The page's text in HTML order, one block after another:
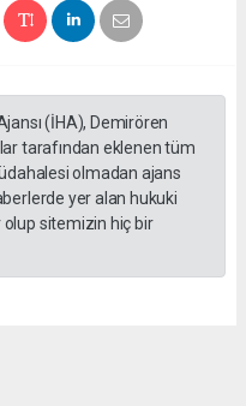
(İHA), Demirören
tarafından eklenen tüm
olmadan ajans
yer alan hukuki
sitemizin hiç bir